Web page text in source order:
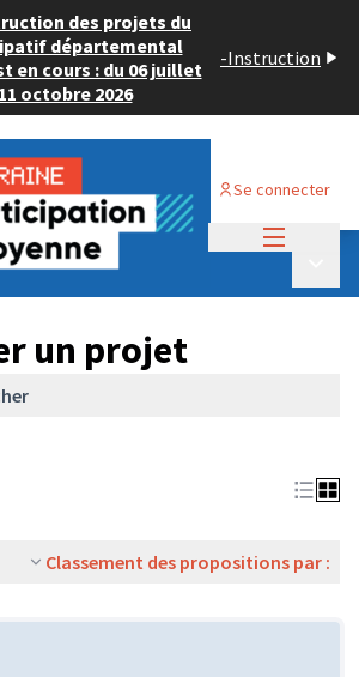
des projets du
départemental
en cours : du 06 juillet
octobre 2026
-Instruction
Se connecter
2024
un projet
Classement des propositions par :